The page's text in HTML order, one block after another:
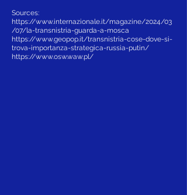
Sources:
https://www.internazionale.it/magazine/2024/03
/07/la-transnistria-guarda-a-mosca
https://www.geopop.it/transnistria-cose-dove-si-
trova-importanza-strategica-russia-putin/
https://www.osw.waw.pl/